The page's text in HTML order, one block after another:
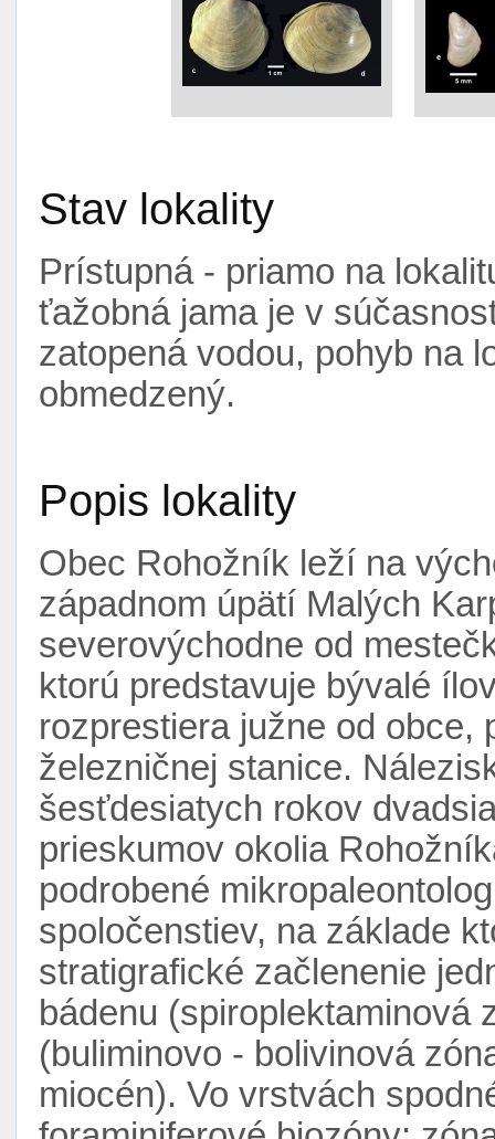
Stav lokality
Prístupná - priamo na
ťažobná jama je v
zatopená vodou, pohyb na
obmedzený.
Popis lokality
Obec Rohožník leží na
západnom úpätí Malých
severovýchodne od
ktorú predstavuje bývalé
rozprestiera južne od obce,
železničnej stanice.
šesťdesiatych rokov
prieskumov okolia
podrobené
spoločenstiev, na základe
stratigrafické začlenenie
bádenu (spiroplektaminová
(buliminovo - bolivinová
miocén). Vo vrstvách